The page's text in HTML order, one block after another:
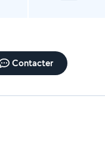
Contacter